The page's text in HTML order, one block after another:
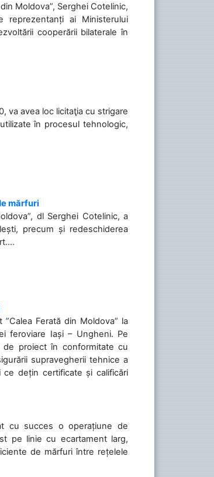
Moldova”, Serghei Cotelinic,
reprezentanți ai Ministerului
cooperării bilaterale în
va avea loc licitaţia cu strigare
în procesul tehnologic,
mărfuri
dl Serghei Cotelinic, a
precum și redeschiderea
Ferată din Moldova” la
feroviare Iași – Ungheni. Pe
de proiect în conformitate cu
supravegherii tehnice a
dețin certificate și calificări
cu succes o operațiune de
pe linie cu ecartament larg,
de mărfuri între rețelele